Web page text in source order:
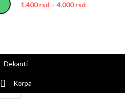
1.400rsd – 4.000rsd
Dekanti
Korpa